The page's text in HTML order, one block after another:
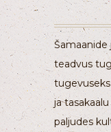
Šamaanide
teadvus
ja
paljudes